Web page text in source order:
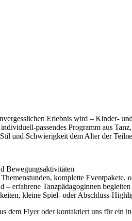
Erlebnis wird – Kinder-
passendes Programm aus
und Schwierigkeit dem Alter der
Bewegungsaktivitäten
komplette Eventpakete,
– erfahrene Tanzpädagoginnen begleiten
kleine Spiel- oder Abschluss-
dem Flyer oder kontaktiert uns für ein